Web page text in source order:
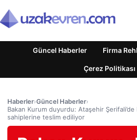
Güncel Haberler Firma
Çerez Politikası
Haberler›Güncel Haberler›
Bakan Kurum duyurdu: Ataşehir
sahiplerine teslim ediliyor